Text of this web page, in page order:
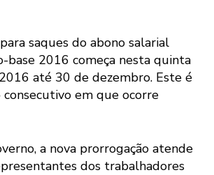
saques do abono salarial
base 2016 começa nesta quinta
até 30 de dezembro. Este é
em que ocorre
a nova prorrogação atende
dos trabalhadores